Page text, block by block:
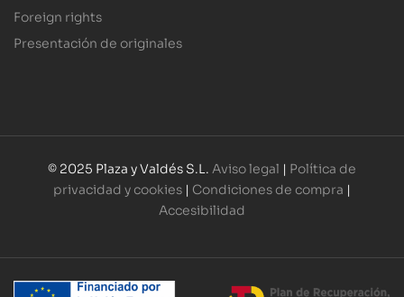
Foreign rights
Presentación de originales
© 2025 Plaza y Valdés S.L. Aviso legal | Política de
privacidad y cookies | Condiciones de compra |
Accesibilidad